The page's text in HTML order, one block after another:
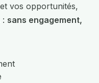
vos opportunités,
: sans engagement,